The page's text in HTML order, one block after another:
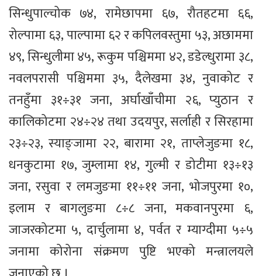
सिन्धुपाल्चोक ७४, रामेछापमा ६७, रौतहटमा ६६,
रोल्पामा ६३, पाल्पामा ६२ र कपिलवस्तुमा ५३, अछाममा
४९, सिन्धुलीमा ४५, रूकुम पश्चिममा ४२, डडेल्धुरामा ३८,
नवलपरासी पश्चिममा ३५, दैलेखमा ३४, नुवाकोट र
तनहुँमा ३१÷३१ जना, अर्घाखाँचीमा २६, प्युठान र
कालिकोटमा २४÷२४ तथा उदयपुर, सर्लाही र सिरहामा
२३÷२३, स्याङ्जामा २२, बारामा २१, ताप्लेजुङमा १८,
धनकुटामा १७, जुम्लामा १४, गुल्मी र डोटीमा १३÷१३
जना, रसुवा र लमजुङमा ११÷११ जना, भोजपुरमा १०,
इलाम र बागलुङमा ८÷८ जना, मकवानपुरमा ६,
जाजरकोटमा ५, दार्चुलामा ४, पर्वत र म्याग्दीमा ५÷५
जनामा कोरोना संक्रमण पुष्टि भएको मन्त्रालयले